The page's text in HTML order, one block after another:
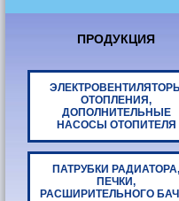
ПРОДУКЦИЯ
ЭЛЕКТРОВЕНТИЛЯТОРЫ
ОТОПЛЕНИЯ,
ДОПОЛНИТЕЛЬНЫЕ
НАСОСЫ ОТОПИТЕЛЯ
ПАТРУБКИ РАДИАТОРА,
ПЕЧКИ,
РАСШИРИТЕЛЬНОГО